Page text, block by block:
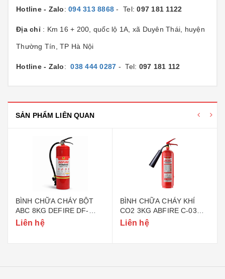
Hotline - Zalo: 094 313 8868 - Tel:097 181 1122
Địa chỉ : Km 16 + 200, quốc lộ 1A, xã Duyên Thái, huyện
Thường Tín, TP Hà Nội
Hotline - Zalo:038 444 0287 - Tel: 097 181 112
SẢN PHẨM LIÊN QUAN
BÌNH CHỮA CHÁY BỘT
ABC 8KG DEFIRE DF-
ABC8 (BỘ CÔNG AN)
Liên hệ
BÌNH CHỮA CHÁY KHÍ
CO2 3KG ABFIRE C-03
(TEM BỘ CÔNG AN)
Liên hệ